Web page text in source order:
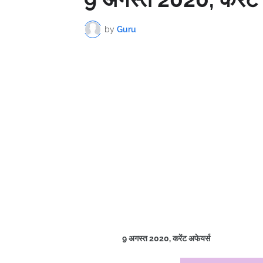
by Guru
9 अगस्त 2020, करेंट अफेयर्स